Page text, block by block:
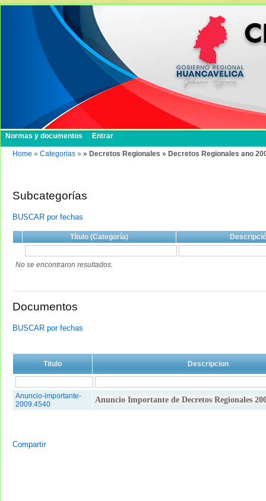
Normas y documentos Entrar
Home » Categorias » » Decretos Regionales » Decretos Regionales ano
Subcategorías
BUSCAR por fechas
Título (Categoría)
No se encontraron resultados.
Documentos
BUSCAR por fechas
Titulo Descripcion
Anuncio-importante-
2009.4540
Anuncio Importante de Decretos Regionales
Compartir